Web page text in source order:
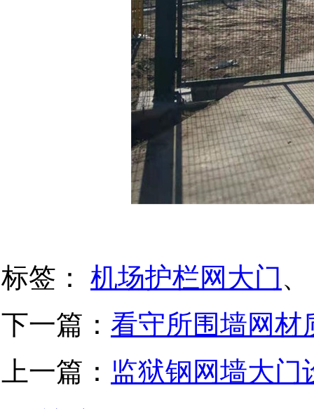
标签： 机场护栏网大门 、
下一篇： 看守所围墙网材
上一篇： 监狱钢网墙大门